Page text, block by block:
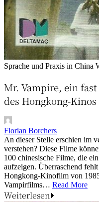
Sprache und Praxis in China
Mr. Vampire, ein
des Hongkong-Kinos
Florian Borchers
An dieser Stelle erschien im
verstehen? Diese Filme
100 chinesische Filme, die
aufzeigen. Überraschend
Hongkong-Kinofilm von
Vampirfilms… Read More
Weiterlesen